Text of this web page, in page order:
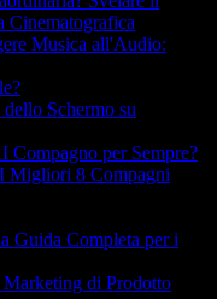
Cinematografica
Musica all'Audio:
Schermo su
per Sempre?
Migliori 8 Compagni
Guida Completa per i
di Prodotto